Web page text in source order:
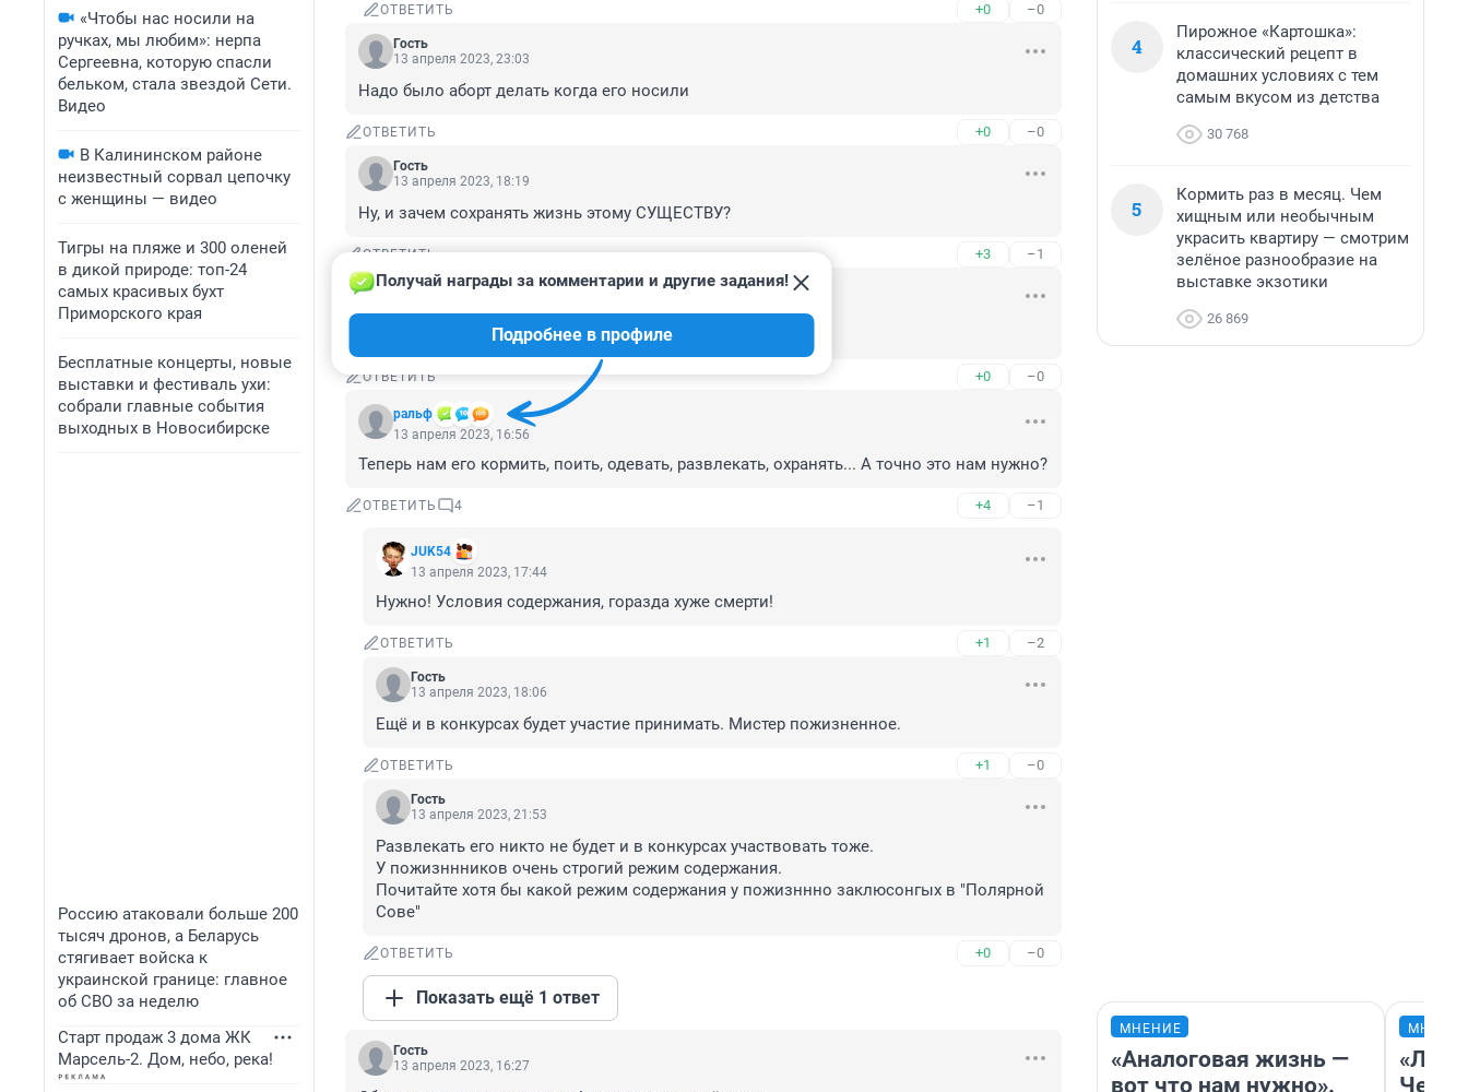
«Чтобы нас носили на
ручках, мы любим»: нерпа
Сергеевна, которую спасли
бельком, стала звездой Сети.
Видео
В Калининском районе
неизвестный сорвал цепочку
с женщины — видео
Тигры на пляже и 300 оленей
в дикой природе: топ-24
самых красивых бухт
Приморского края
Бесплатные концерты, новые
выставки и фестиваль ухи:
собрали главные события
выходных в Новосибирске
Россию атаковали больше 200
тысяч дронов, а Беларусь
стягивает войска к
украинской границе: главное
об СВО за неделю
Старт продаж 3 дома ЖК
Марсель-2. Дом, небо, река!
ОТВЕТИТЬ +0 –0
Гость
13 апреля 2023, 23:03
Надо было аборт делать когда его носили
ОТВЕТИТЬ +0 –0
Гость
13 апреля 2023, 18:19
Ну, и зачем сохранять жизнь этому СУЩЕСТВУ?
ОТВЕТИТЬ +3 –1
Гость
Гордыня уничтожила всю жизнь. Тут только удавиться.
ОТВЕТИТЬ +0 –0
ральф
Получай награды за комментарии и другие задания!
Подробнее в профиле
13 апреля 2023, 16:56
Теперь нам его кормить, поить, одевать, развлекать, охранять... А точно это нам нужно?
ОТВЕТИТЬ 4 +4 –1
JUK54
13 апреля 2023, 17:44
Нужно! Условия содержания, горазда хуже смерти!
ОТВЕТИТЬ +1 –2
Гость
13 апреля 2023, 18:06
Ещё и в конкурсах будет участие принимать. Мистер пожизненное.
ОТВЕТИТЬ +1 –0
Гость
13 апреля 2023, 21:53
Развлекать его никто не будет и в конкурсах участвовать тоже.
У пожизннников очень строгий режим содержания.
Почитайте хотя бы какой режим содержания у пожизннно заклюсонгых в "Полярной
Сове"
ОТВЕТИТЬ +0 –0
Показать ещё 1 ответ
Гость
13 апреля 2023, 16:27
4
Пирожное «Картошка»:
классический рецепт в
домашних условиях с тем
самым вкусом из детства
30 768
5
Кормить раз в месяц. Чем
хищным или необычным
украсить квартиру — смотрим
зелёное разнообразие на
выставке экзотики
26 869
МНЕНИЕ
«Аналоговая жизнь —
вот что нам нужно».
Чем